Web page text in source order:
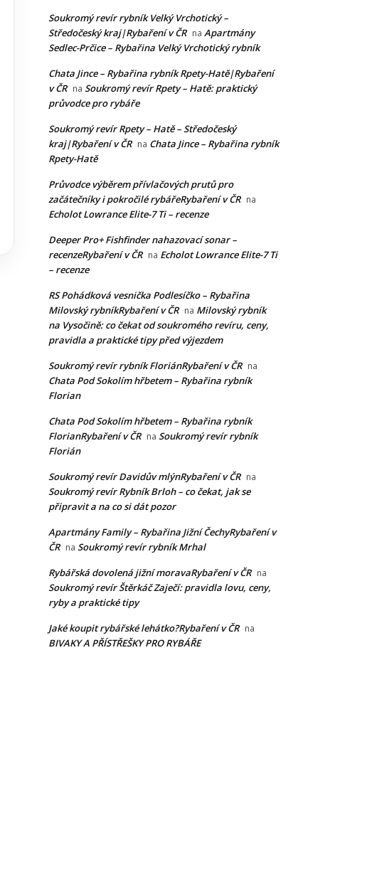
Soukromý revír rybník Velký Vrchotický –
Středočeský kraj|Rybaření v ČR na Apartmány
Sedlec-Prčice – Rybařina Velký Vrchotický rybník
Chata Jince – Rybařina rybník Rpety-Hatě|Rybaření
v ČR na Soukromý revír Rpety – Hatě: praktický
průvodce pro rybáře
Soukromý revír Rpety – Hatě – Středočeský
kraj|Rybaření v ČR na Chata Jince – Rybařina rybník
Rpety-Hatě
Průvodce výběrem přívlačových prutů pro
začátečníky i pokročilé rybářeRybaření v ČR na
Echolot Lowrance Elite-7 Ti – recenze
Deeper Pro+ Fishfinder nahazovací sonar –
recenzeRybaření v ČR na Echolot Lowrance Elite-7 Ti
– recenze
RS Pohádková vesnička Podlesíčko – Rybařina
Milovský rybníkRybaření v ČR na Milovský rybník
na Vysočině: co čekat od soukromého revíru, ceny,
pravidla a praktické tipy před výjezdem
Soukromý revír rybník FloriánRybaření v ČR na
Chata Pod Sokolím hřbetem – Rybařina rybník
Florian
Chata Pod Sokolím hřbetem – Rybařina rybník
FlorianRybaření v ČR na Soukromý revír rybník
Florián
Soukromý revír Davidův mlýnRybaření v ČR na
Soukromý revír Rybník Brloh – co čekat, jak se
připravit a na co si dát pozor
Apartmány Family – Rybařina Jižní ČechyRybaření v
ČR na Soukromý revír rybník Mrhal
Rybářská dovolená jižní moravaRybaření v ČR na
Soukromý revír Štěrkáč Zaječí: pravidla lovu, ceny,
ryby a praktické tipy
Jaké koupit rybářské lehátko?Rybaření v ČR na
BIVAKY A PŘÍSTŘEŠKY PRO RYBÁŘE